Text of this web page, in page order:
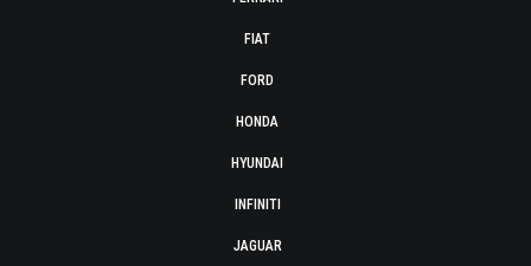
FIAT
FORD
HONDA
HYUNDAI
INFINITI
JAGUAR